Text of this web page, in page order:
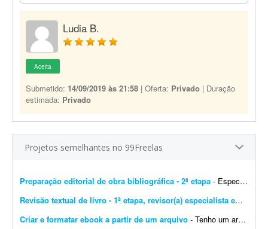
Ludia B.
Aceita
Submetido: 14/09/2019 às 21:58 | Oferta: Privado | Duração
estimada: Privado
Projetos semelhantes no 99Freelas
Preparação editorial de obra bibliográfica - 2ª etapa - Especializado em obras bibliográficas. Importante! Serão aceitas apenas propostas de profissionais com formação ou experiência comprovada em preparaç&atil...
Revisão textual de livro - 1ª etapa, revisor(a) especialista em Português
Criar e formatar ebook a partir de um arquivo - Tenho um arquivo para transformar em ebook. O objetivo será revisar a língua portuguesa, editar e formatar o conteúdo e gerar um ebook pronto para qualquer plataforma, incluin...